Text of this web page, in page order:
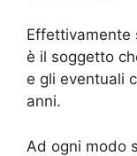
Effettivamente
è il soggetto
e gli eventuali
anni.
Ad ogni modo